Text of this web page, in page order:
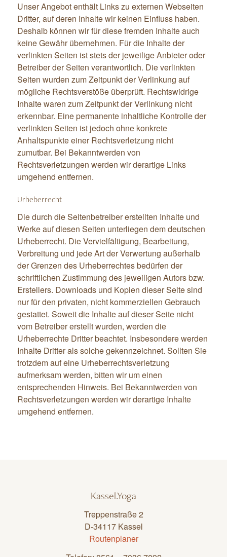
Unser Angebot enthält Links zu externen Webseiten
Dritter, auf deren Inhalte wir keinen Einfluss haben.
Deshalb können wir für diese fremden Inhalte auch
keine Gewähr übernehmen. Für die Inhalte der
verlinkten Seiten ist stets der jeweilige Anbieter oder
Betreiber der Seiten verantwortlich. Die verlinkten
Seiten wurden zum Zeitpunkt der Verlinkung auf
mögliche Rechtsverstöße überprüft. Rechtswidrige
Inhalte waren zum Zeitpunkt der Verlinkung nicht
erkennbar. Eine permanente inhaltliche Kontrolle der
verlinkten Seiten ist jedoch ohne konkrete
Anhaltspunkte einer Rechtsverletzung nicht
zumutbar. Bei Bekanntwerden von
Rechtsverletzungen werden wir derartige Links
umgehend entfernen.
Urheberrecht
Die durch die Seitenbetreiber erstellten Inhalte und
Werke auf diesen Seiten unterliegen dem deutschen
Urheberrecht. Die Vervielfältigung, Bearbeitung,
Verbreitung und jede Art der Verwertung außerhalb
der Grenzen des Urheberrechtes bedürfen der
schriftlichen Zustimmung des jeweiligen Autors bzw.
Erstellers. Downloads und Kopien dieser Seite sind
nur für den privaten, nicht kommerziellen Gebrauch
gestattet. Soweit die Inhalte auf dieser Seite nicht
vom Betreiber erstellt wurden, werden die
Urheberrechte Dritter beachtet. Insbesondere werden
Inhalte Dritter als solche gekennzeichnet. Sollten Sie
trotzdem auf eine Urheberrechtsverletzung
aufmerksam werden, bitten wir um einen
entsprechenden Hinweis. Bei Bekanntwerden von
Rechtsverletzungen werden wir derartige Inhalte
umgehend entfernen.
Kassel.Yoga
Treppenstraße 2
D-34117 Kassel
Routenplaner